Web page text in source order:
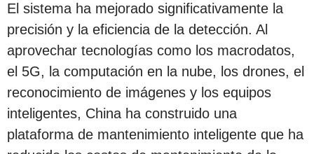
El sistema ha mejorado significativamente la
precisión y la eficiencia de la detección. Al
aprovechar tecnologías como los macrodatos,
el 5G, la computación en la nube, los drones, el
reconocimiento de imágenes y los equipos
inteligentes, China ha construido una
plataforma de mantenimiento inteligente que ha